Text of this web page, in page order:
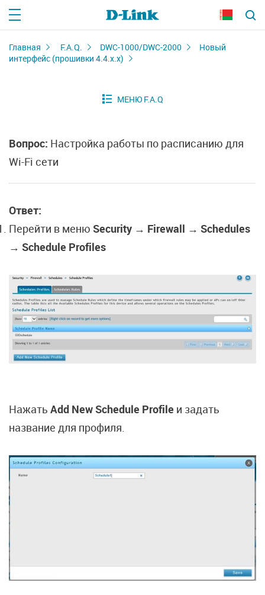
Главная F.A.Q. DWC-1000/DWC-2000
Новый
интерфейс (прошивки 4.4.х.х)
Вопрос: Настройка работы по расписанию для
Wi-Fi сети
Ответ:
Перейти в меню Security → Firewall → Schedules
→ Schedule Profiles
Нажать Add New Schedule Profile и задать
название для профиля.